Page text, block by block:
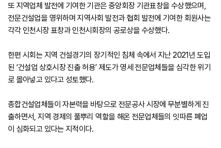
또 지역업체 발전에 기여한 기관은 중앙회장 기관표창을 수상했으며,
전문건설업을 영위하며 지역사회 발전과 협회 발전에 기여한 회원사는
각각 인천시장 표창과 인천시회장의 공로상을 수상했다.
한편 시회는 지역 건설경기의 장기적인 침체 속에서 지난 2021년 도입
된 ‘건설업 상호시장 진출 허용’ 제도가 영세 전문업체들을 심각한 위기
로 몰아넣고 있다고 성토했다.
종합건설업체들이 자본력을 바탕으로 전문공사 시장에 무분별하게 진
출하면서, 지역 경제의 풀뿌리 역할을 해온 전문업체들의 잇따른 폐업
이 심화되고 있다는 지적이다.